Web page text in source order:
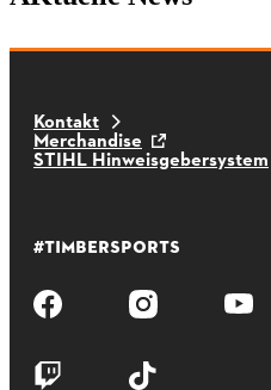
Kontakt
Merchandise
STIHL Hinweisgebersystem
#TIMBERSPORTS